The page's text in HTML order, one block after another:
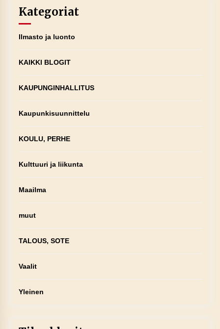
Kategoriat
Ilmasto ja luonto
KAIKKI BLOGIT
KAUPUNGINHALLITUS
Kaupunkisuunnittelu
KOULU, PERHE
Kulttuuri ja liikunta
Maailma
muut
TALOUS, SOTE
Vaalit
Yleinen